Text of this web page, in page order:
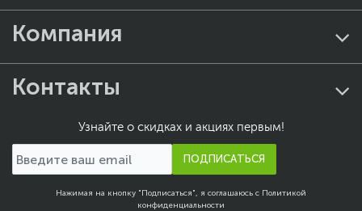
Компания
Контакты
Узнайте о скидках и акциях первым!
ПОДПИСАТЬСЯ
Нажимая на кнопку "Подписаться", я соглашаюсь с Политикой
конфиденциальности